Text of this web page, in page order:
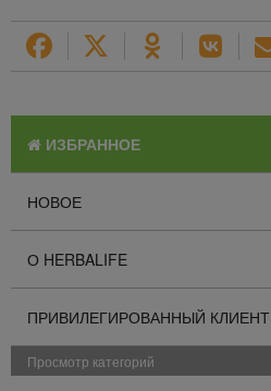
ИЗБРАННОЕ
НОВОЕ
О HERBALIFE
ПРИВИЛЕГИРОВАННЫЙ КЛИЕНТ
Просмотр категорий